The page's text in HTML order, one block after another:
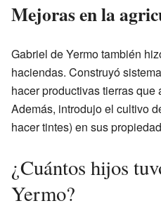
Mejoras en la
Gabriel de Yermo también
haciendas. Construyó
hacer productivas tierras
Además, introdujo el cultivo
hacer tintes) en sus
¿Cuántos hijos
Yermo?